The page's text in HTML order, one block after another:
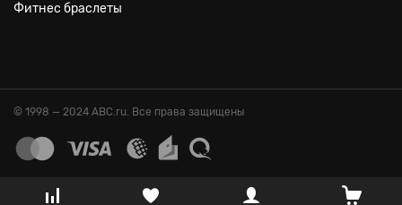
Фитнес браслеты
© 1998 — 2024 ABC.ru. Все права защищены